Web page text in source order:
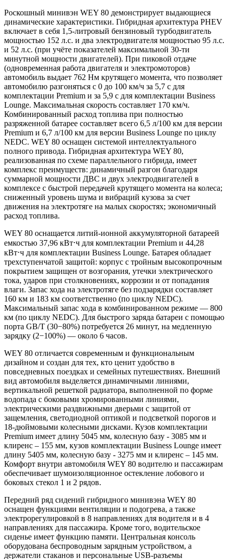
Роскошный минивэн WEY 80 демонстрирует выдающиеся
динамические характеристики. Гибридная архитектура PHEV
включает в себя 1,5-литровый бензиновый турбодвигатель
мощностью 152 л.с. и два электродвигателя мощностью 95 л.с.
и 52 л.с. (при учёте показателей максимальной 30-ти
минутной мощности двигателей). При пиковой отдаче
(одновременная работа двигателя и электромоторов)
автомобиль выдает 762 Нм крутящего момента, что позволяет
автомобилю разгоняться с 0 до 100 км/ч за 5,7 с для
комплектации Premium и за 5,9 с для комплектации Business
Lounge. Максимальная скорость составляет 170 км/ч.
Комбинированный расход топлива при полностью
разряженной батарее составляет всего 6,5 л/100 км для версии
Premium и 6,7 л/100 км для версии Business Lounge по циклу
NEDC. WEY 80 оснащен системой интеллектуального
полного привода. Гибридная архитектура WEY 80,
реализованная по схеме параллельного гибрида, имеет
комплекс преимуществ: динамичный разгон благодаря
суммарной мощности ДВС и двух электродвигателей в
комплексе с быстрой передачей крутящего момента на колеса;
сниженный уровень шума и вибраций кузова за счет
движения на электротяге на малых скоростях; экономичный
расход топлива.
WEY 80 оснащается литий-ионной аккумуляторной батареей
емкостью 37,96 кВт⋅ч для комплектации Premium и 44,28
кВт⋅ч для комплектации Business Lounge. Батарея обладает
трехступенчатой защитой: корпус с тройным высокопрочным
покрытием защищен от возгорания, утечки электрического
тока, ударов при столкновениях, коррозии и от попадания
влаги. Запас хода на электротяге без подзарядки составляет
160 км и 183 км соответственно (по циклу NEDC).
Максимальный запас хода в комбинированном режиме — 800
км (по циклу NEDC). Для быстрого заряда батареи с помощью
порта GB/T (30−80%) потребуется 26 минут, на медленную
зарядку (2−100%) — около 6 часов.
WEY 80 отличается современным и функциональным
дизайном и создан для тех, кто ценит удобство в
повседневных поездках и семейных путешествиях. Внешний
вид автомобиля выделяется динамичными линиями,
вертикальной решеткой радиатора, выполненной по форме
водопада с боковыми хромированными линиями,
электрическими раздвижными дверьми с защитой от
защемления, светодиодной оптикой и подсветкой порогов и
18-дюймовыми колесными дисками. Кузов комплектации
Premium имеет длину 5045 мм, колесную базу - 3085 мм и
клиренс – 155 мм, кузов комплектации Business Lounge имеет
длину 5405 мм, колесную базу - 3275 мм и клиренс – 145 мм.
Комфорт внутри автомобиля WEY 80 водителю и пассажирам
обеспечивает шумоизоляционное остекление лобового и
боковых стекол 1 и 2 рядов.
Передний ряд сидений гибридного минивэна WEY 80
оснащен функциями вентиляции и подогрева, а также
электрорегулировкой в 8 направлениях для водителя и в 4
направлениях для пассажира. Кроме того, водительское
сиденье имеет функцию памяти. Центральная консоль
оборудована беспроводным зарядным устройством, а
держатели стаканов и персональные USB-разъемы